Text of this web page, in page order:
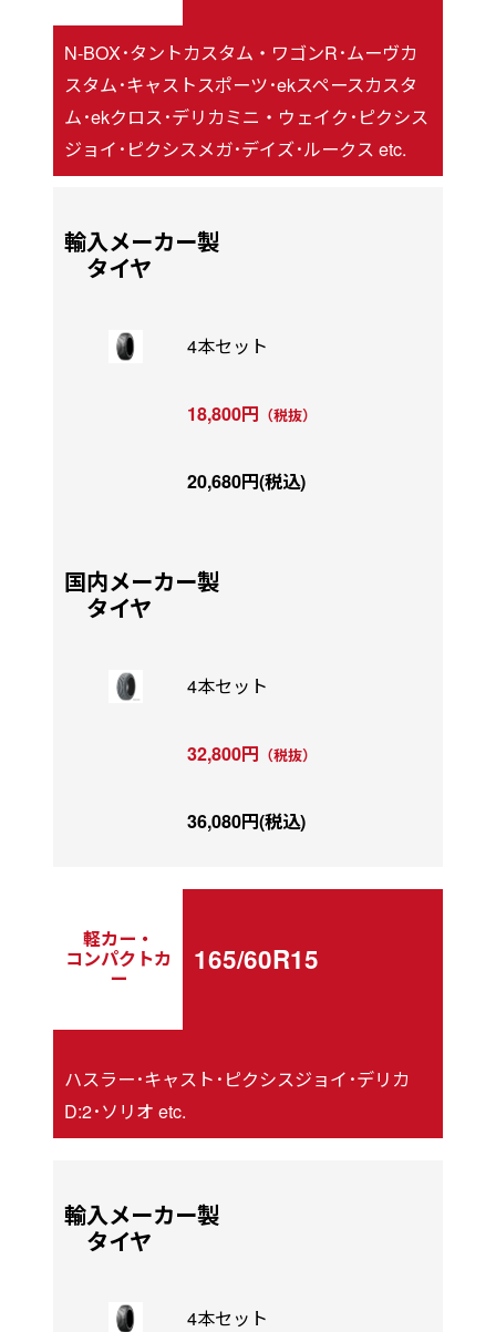
N-BOX･タントカスタム・ワゴンR･ムーヴカ
スタム･キャストスポーツ･ekスペースカスタ
ム･ekクロス･デリカミニ・ウェイク･ピクシス
ジョイ･ピクシスメガ･デイズ･ルークス etc.
輸入メーカー製
タイヤ
4本セット
18,800円 （税抜）
20,680円(税込)
国内メーカー製
タイヤ
4本セット
32,800円 （税抜）
36,080円(税込)
軽カー・
コンパクトカ
ー
165/60R15
ハスラー･キャスト･ピクシスジョイ･デリカ
D:2･ソリオ etc.
輸入メーカー製
タイヤ
4本セット